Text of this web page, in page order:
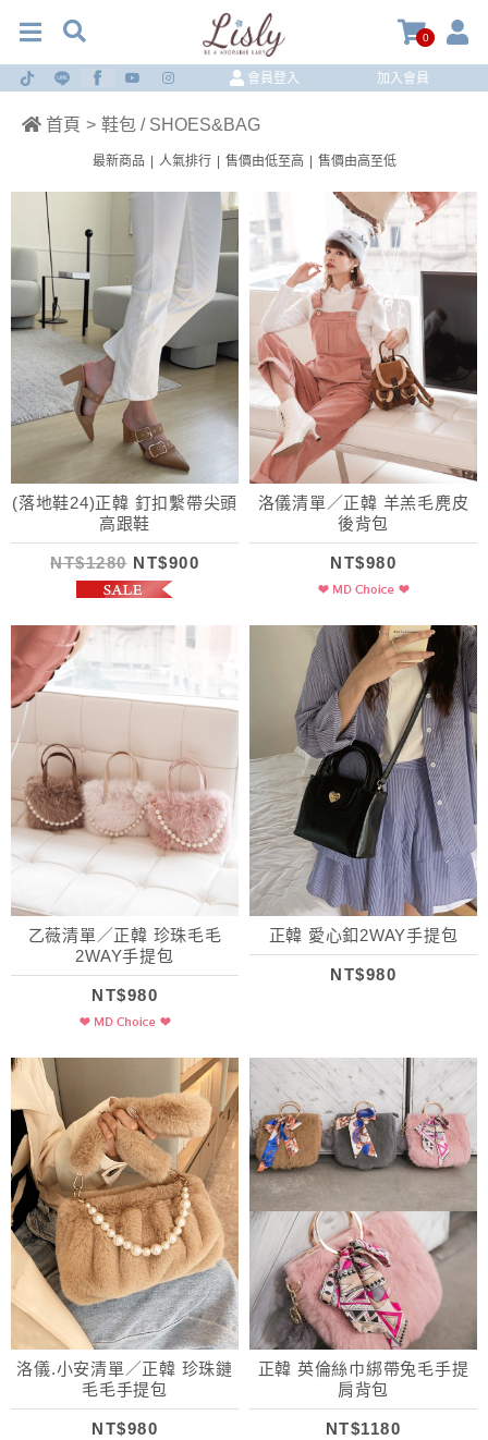
0
會員登入 加入會員
首頁 > 鞋包 / SHOES&BAG
最新商品 人氣排行 售價由低至高 售價由高至低
(落地鞋24)正韓 釘扣繫帶尖頭
高跟鞋
NT$1280NT$900
洛儀清單／正韓 羊羔毛麂皮
後背包
NT$980
乙薇清單／正韓 珍珠毛毛
2WAY手提包
NT$980
正韓 愛心釦2WAY手提包
NT$980
洛儀.小安清單／正韓 珍珠鏈
毛毛手提包
NT$980
正韓 英倫絲巾綁帶兔毛手提
肩背包
NT$1180